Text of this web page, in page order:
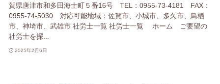
賀県唐津市和多田海士町５番16号 TEL：0955-73-4181 FAX：
0955-74-5030 対応可能地域：佐賀市、小城市、多久市、鳥栖
市、神埼市、武雄市 社労士一覧 社労士一覧 ホーム ご要望の
社労士を探...
2025年2月6日